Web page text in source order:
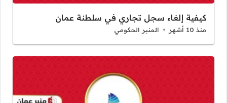
كيفية إلغاء سجل تجاري في سلطنة عمان
منذ 10 أشهر المنبر الحكومي